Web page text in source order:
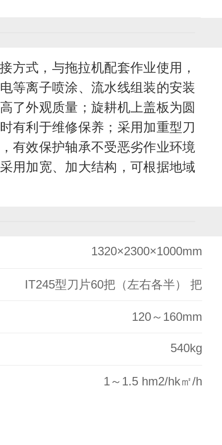
式，与拖拉机配套作业使用，
等离子喷涂、流水线组装的安装
了外观质量；旋耕机上盖板为圆
有利于维修保养；采用加重型刀
有效保护轴承不受恶劣作业环境
用加宽、加大结构，可根据地域
1320×2300×1000mm
IT245型刀片60把（左右各半） 把
120～160mm
540kg
1～1.5 hm2/hk㎡/h